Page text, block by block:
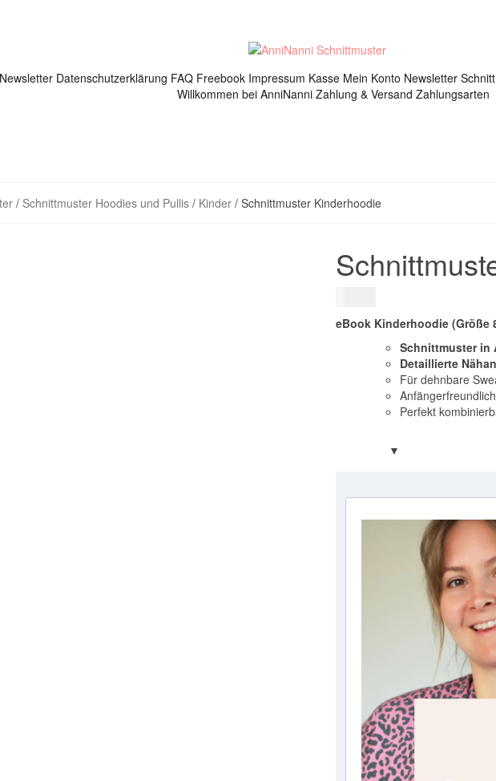
Datenschutzerklärung FAQ Freebook Impressum Kasse Mein Konto Newsletter
Willkommen bei AnniNanni Zahlung & Versand Zahlungsarten
/ Schnittmuster Hoodies und Pullis / Kinder / Schnittmuster Kinderhoodie
eBook Kinderhoodie (Größe
Schnittmuster in
Detaillierte
Für dehnbare
Anfängerfreundlich
Perfekt